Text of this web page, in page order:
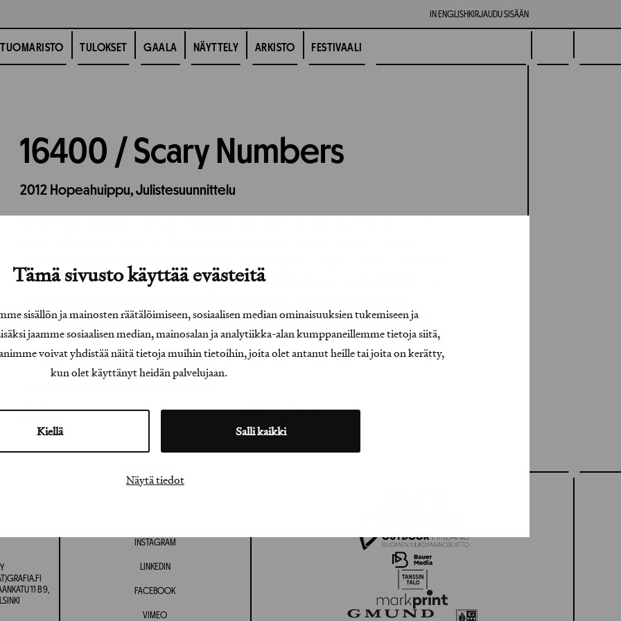
Tämä sivusto käyttää evästeitä
sisällön ja mainosten räätälöimiseen, sosiaalisen median ominaisuuksien tukemiseen ja
jaamme sosiaalisen median, mainosalan ja analytiikka-alan kumppaneillemme tietoja siitä,
voivat yhdistää näitä tietoja muihin tietoihin, joita olet antanut heille tai joita on kerätty,
kun olet käyttänyt heidän palvelujaan.
Kiellä Salli kaikki
Näytä tiedot
IN ENGLISH KIRJAUDU SISÄÄN
TUOMARISTO TULOKSET GAALA NÄYTTELY ARKISTO FESTIVAALI
16400 / Scary Numbers
2012 Hopeahuippu,Julistesuunnittelu
tuntuu lähtökohtaisesti meistä epämukavalta. Dramatisoimme tämän oivalluksen
äärimmilleen ja teimme tuntemattomasta numerosta suorastaan kauhistuttavan.
ykköstoive, osoittaa Scary Numbers -konsepti, että taktinenkin kampanja voi
kertoa tarinan ja olla kiinnostavaa markkinointiviestintää. Ensimmäisten
viikkojen tulokset tammikuussa 2013 ovat ylittäneet kaikki odotukset.
11 B 9,
INSTAGRAM
LINKEDIN
FACEBOOK
VIMEO